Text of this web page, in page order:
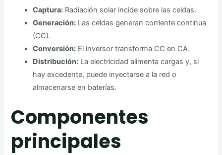
Captura: Radiación solar incide sobre las celdas.
Generación: Las celdas generan corriente continua
(CC).
Conversión: El inversor transforma CC en CA.
Distribución: La electricidad alimenta cargas y, si
hay excedente, puede inyectarse a la red o
almacenarse en baterías.
Componentes
principales